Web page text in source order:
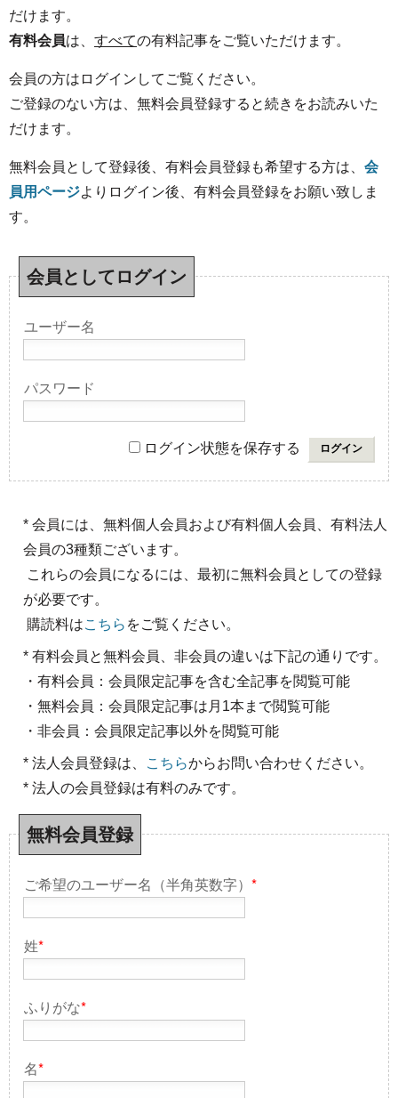
だけます。
有料会員は、 すべての有料記事をご覧いただけます。
会員の方はログインしてご覧ください。
ご登録のない方は、無料会員登録すると続きをお読みいた
だけます。
無料会員として登録後、有料会員登録も希望する方は、 会
員用ページよりログイン後、有料会員登録をお願い致しま
す。
会員としてログイン
ユーザー名
パスワード
ログイン状態を保存する
* 会員には、無料個人会員および有料個人会員、有料法人
会員の3種類ございます。
これらの会員になるには、最初に無料会員としての登録
が必要です。
購読料はこちら をご覧ください。
* 有料会員と無料会員、非会員の違いは下記の通りです。
・有料会員：会員限定記事を含む全記事を閲覧可能
・無料会員：会員限定記事は月1本まで閲覧可能
・非会員：会員限定記事以外を閲覧可能
* 法人会員登録は、 こちらからお問い合わせください。
* 法人の会員登録は有料のみです。
無料会員登録
ご希望のユーザー名（半角英数字） *
姓*
ふりがな*
名*